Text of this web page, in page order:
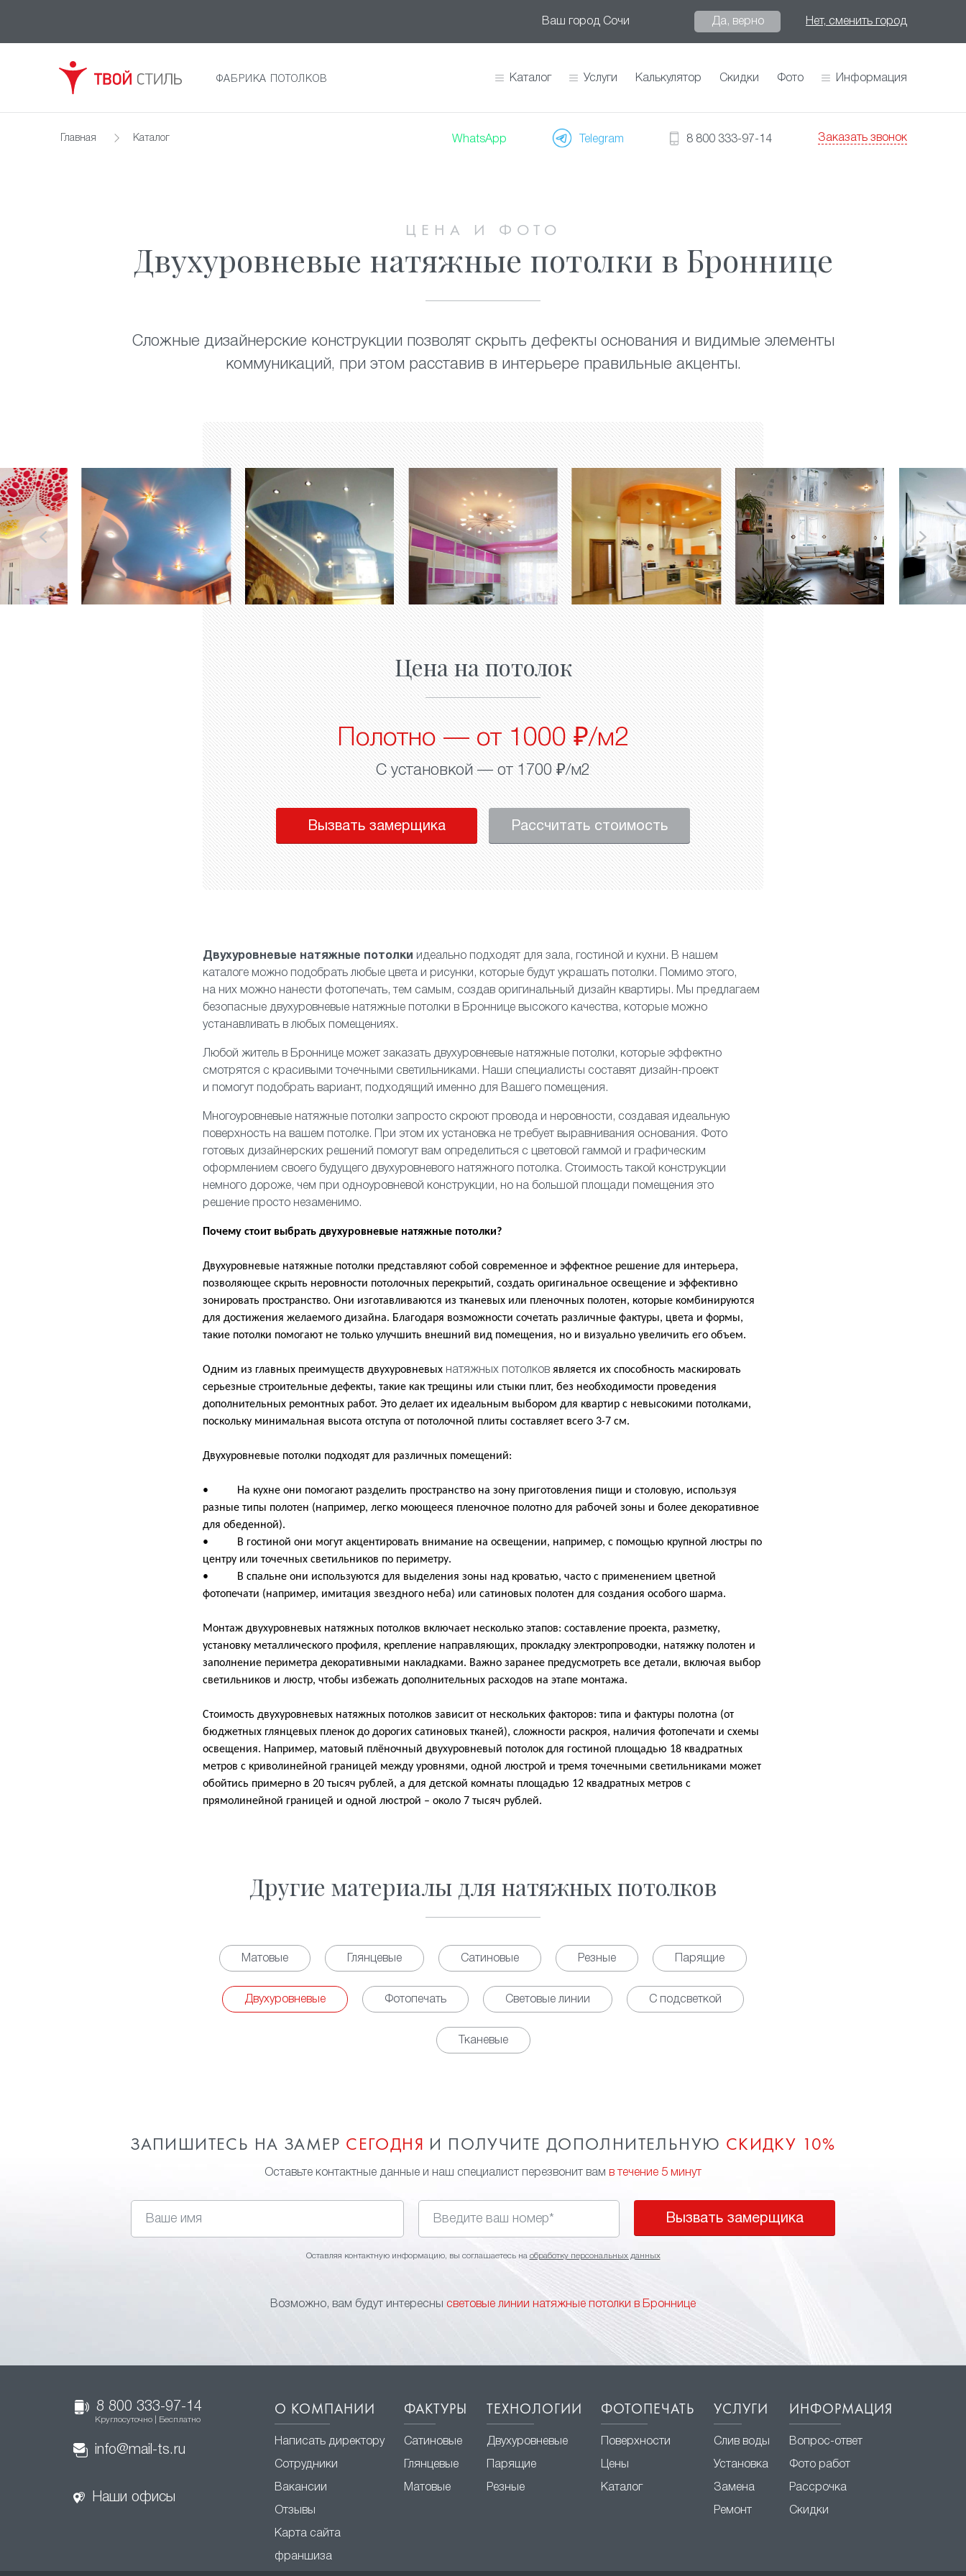
Ваш город Сочи Да, верно Нет, сменить город
ФАБРИКА ПОТОЛКОВ Каталог Услуги Калькулятор Скидки Фото Информация
Главная Каталог WhatsApp Telegram 8 800 333-97-14 Заказать звонок
ЦЕНА И ФОТО
Двухуровневые натяжные потолки в Броннице
Сложные дизайнерские конструкции позволят скрыть дефекты основания и видимые элементы
коммуникаций, при этом расставив в интерьере правильные акценты.
Цена на потолок
Полотно — от 1000 ₽/м2
С установкой — от 1700 ₽/м2
Вызвать замерщика Рассчитать стоимость
Двухуровневые натяжные потолки идеально подходят для зала, гостиной и кухни . В нашем
каталоге можно подобрать любые цвета и рисунки, которые будут украшать потолки. Помимо этого,
на них можно нанести фотопечать, тем самым, создав оригинальный дизайн квартиры. Мы предлагаем
безопасные двухуровневые натяжные потолки в Броннице высокого качества, которые можно
устанавливать в любых помещениях.
Любой житель в Броннице может заказать двухуровневые натяжные потолки, которые эффектно
смотрятся с красивыми точечными светильниками. Наши специалисты составят дизайн-проект
и помогут подобрать вариант, подходящий именно для Вашего помещения.
Многоуровневые натяжные потолки запросто скроют провода и неровности, создавая идеальную
поверхность на вашем потолке. При этом их установка не требует выравнивания основания. Фото
готовых дизайнерских решений помогут вам определиться с цветовой гаммой и графическим
оформлением своего будущего двухуровневого натяжного потолка. Стоимость такой конструкции
немного дороже, чем при одноуровневой конструкции, но на большой площади помещения это
решение просто незаменимо.
Почему стоит выбрать двухуровневые натяжные потолки?
Двухуровневые натяжные потолки представляют собой современное и эффектное решение для интерьера,
позволяющее скрыть неровности потолочных перекрытий, создать оригинальное освещение и эффективно
зонировать пространство. Они изготавливаются из тканевых или пленочных полотен, которые комбинируются
для достижения желаемого дизайна. Благодаря возможности сочетать различные фактуры, цвета и формы,
такие потолки помогают не только улучшить внешний вид помещения, но и визуально увеличить его объем.
Одним из главных преимуществ двухуровневых натяжных потолков является их способность маскировать
серьезные строительные дефекты, такие как трещины или стыки плит, без необходимости проведения
дополнительных ремонтных работ. Это делает их идеальным выбором для квартир с невысокими потолками,
поскольку минимальная высота отступа от потолочной плиты составляет всего 3-7 см.
Двухуровневые потолки подходят для различных помещений:
• На кухне они помогают разделить пространство на зону приготовления пищи и столовую, используя
разные типы полотен (например, легко моющееся пленочное полотно для рабочей зоны и более декоративное
для обеденной).
• В гостиной они могут акцентировать внимание на освещении, например, с помощью крупной люстры по
центру или точечных светильников по периметру.
• В спальне они используются для выделения зоны над кроватью, часто с применением цветной
фотопечати (например, имитация звездного неба) или сатиновых полотен для создания особого шарма.
Монтаж двухуровневых натяжных потолков включает несколько этапов: составление проекта, разметку,
установку металлического профиля, крепление направляющих, прокладку электропроводки, натяжку полотен и
заполнение периметра декоративными накладками. Важно заранее предусмотреть все детали, включая выбор
светильников и люстр, чтобы избежать дополнительных расходов на этапе монтажа.
Стоимость двухуровневых натяжных потолков зависит от нескольких факторов: типа и фактуры полотна (от
бюджетных глянцевых пленок до дорогих сатиновых тканей), сложности раскроя, наличия фотопечати и схемы
освещения. Например, матовый плёночный двухуровневый потолок для гостиной площадью 18 квадратных
метров с криволинейной границей между уровнями, одной люстрой и тремя точечными светильниками может
обойтись примерно в 20 тысяч рублей, а для детской комнаты площадью 12 квадратных метров с
прямолинейной границей и одной люстрой – около 7 тысяч рублей.
Другие материалы для натяжных потолков
Матовые Глянцевые Сатиновые Резные Парящие
Двухуровневые Фотопечать Световые линии С подсветкой
Тканевые
ЗАПИШИТЕСЬ НА ЗАМЕР СЕГОДНЯ И ПОЛУЧИТЕ ДОПОЛНИТЕЛЬНУЮ СКИДКУ 10%
Оставьте контактные данные и наш специалист перезвонит вам в течение 5 минут
Вызвать замерщика
Оставляя контактную информацию, вы соглашаетесь на обработку персональных данных
Возможно, вам будут интересны световые линии натяжные потолки в Броннице
8 800 333-97-14
Круглосуточно | Бесплатно
info@mail-ts.ru
Наши офисы
О КОМПАНИИ
Написать директору
Сотрудники
Вакансии
Отзывы
Карта сайта
франшиза
ФАКТУРЫ
Сатиновые
Глянцевые
Матовые
ТЕХНОЛОГИИ
Двухуровневые
Парящие
Резные
ФОТОПЕЧАТЬ
Поверхности
Цены
Каталог
УСЛУГИ
Слив воды
Установка
Замена
Ремонт
ИНФОРМАЦИЯ
Вопрос-ответ
Фото работ
Рассрочка
Скидки